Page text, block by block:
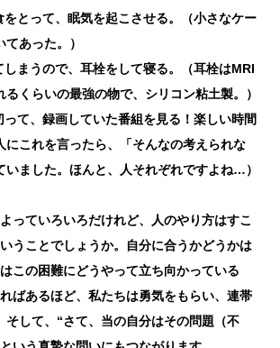
をとって、眠気を起こさせる。（小さなケー
あった。）
まうので、耳栓をして寝る。（耳栓はMRI
くらいの最強の物で、シリコン粘土製。）
って、録画していた番組を見る！楽しい時間
にこれを言ったら、「そんなの考えられな
いました。ほんと、人それぞれですよね…）
っていろいろだけれど、人のやり方はすこ
うことでしょうか。自分に合うかどうかは
この困難にどうやって立ち向かっている
ばあるほど、私たちは勇気をもらい、連帯
そして、“さて、当の自分はその問題（不